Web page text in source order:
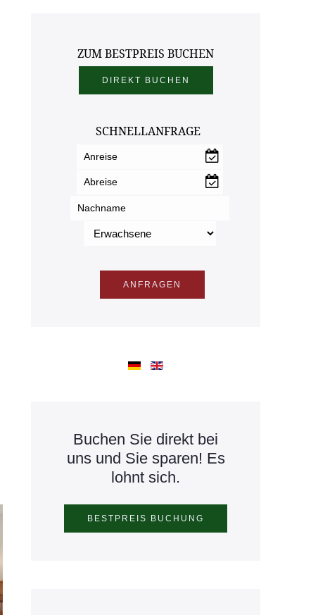
ZUM BESTPREIS BUCHEN
SCHNELLANFRAGE
Buchen Sie direkt bei
uns und Sie sparen! Es
lohnt sich.